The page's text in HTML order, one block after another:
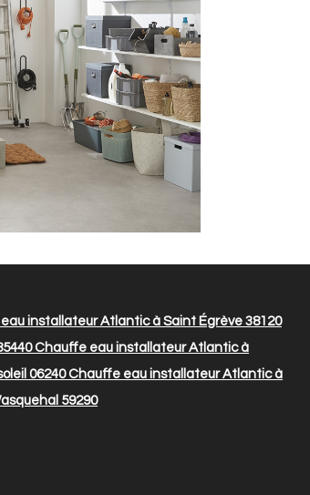
installateur Atlantic à Saint Égrève 38120
Chauffe eau installateur Atlantic à
06240Chauffe eau installateur Atlantic à
59290